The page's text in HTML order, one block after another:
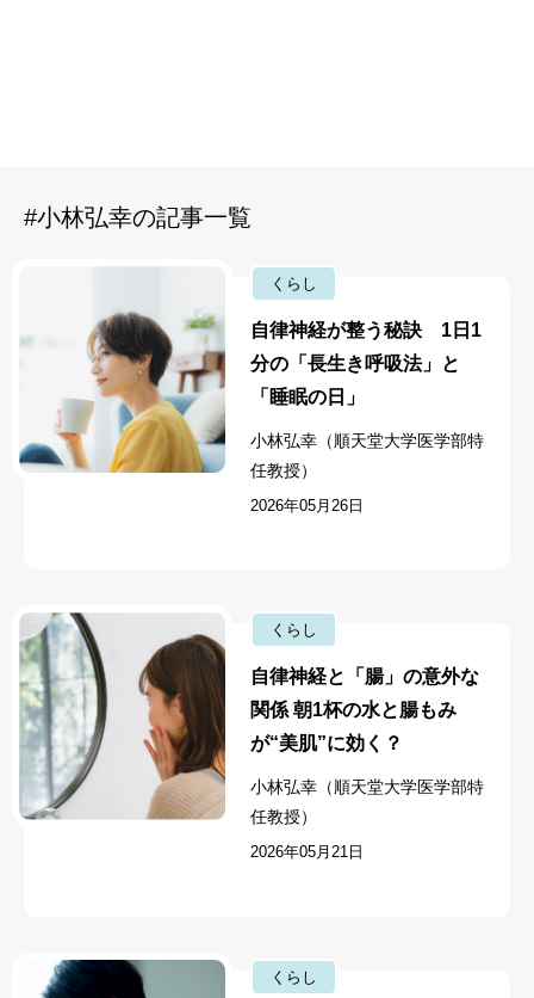
#小林弘幸の記事一覧
くらし
自律神経が整う秘訣 1日1
分の「長生き呼吸法」と
「睡眠の日」
小林弘幸（順天堂大学医学部特
任教授）
2026年05月26日
くらし
自律神経と「腸」の意外な
関係 朝1杯の水と腸もみ
が“美肌”に効く？
小林弘幸（順天堂大学医学部特
任教授）
2026年05月21日
くらし